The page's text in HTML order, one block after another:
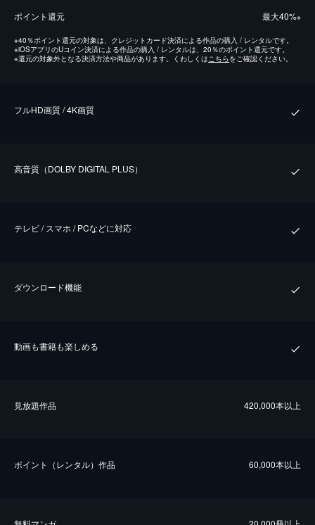
ポイント還元 最⼤40%※
※40％ポイント還元の対象は、クレジットカード決済による作品の購入 / レンタルです。
※iOSアプリのUコイン決済による作品の購入 / レンタルは、20％のポイント還元です。
※還元の対象外となる決済方法や商品があります。くわしくは こちらをご確認ください。
フルHD画質 / 4K画質
⾼⾳質（DOLBY DIGITAL PLUS）
テレビ / スマホ / PCなどに対応
ダウンロード機能
動画も書籍も楽しめる
⾒放題作品 420,000本以上
ポイント（レンタル）作品 60,000本以上